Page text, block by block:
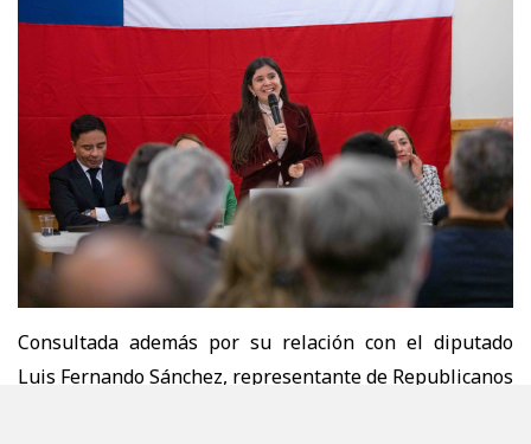
Consultada además por su relación con el diputado
Luis Fernando Sánchez, representante de Republicanos